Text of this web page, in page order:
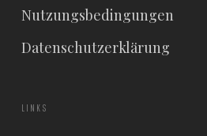
Nutzungsbedingungen
Datenschutzerklärung
LINKS